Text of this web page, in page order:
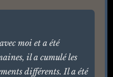
moi et a été
il a cumulé les
différents. Il a été